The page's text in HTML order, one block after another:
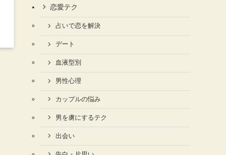
恋愛テク
占いで恋を解決
デート
血液型別
男性心理
カップルの悩み
男を虜にするテク
出会い